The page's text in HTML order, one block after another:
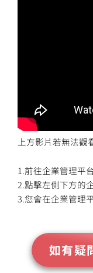
上方影片若無法觀
1.前往企業管理平
2.點擊左側下方的
3.您會在企業管理
如有疑